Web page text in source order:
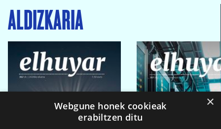
ALDIZKARIA
×
Webgune honek cookieak
erabiltzen ditu